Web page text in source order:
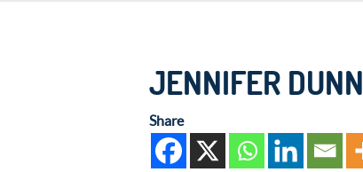
JENNIFER DUNN
Share